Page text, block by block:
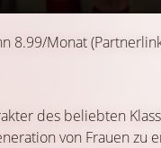
8.99/Monat
des beliebten
von Frauen